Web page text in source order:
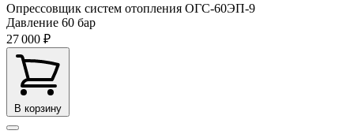
Опрессовщик систем отопления ОГС-60ЭП-9
Давление 60 бар
27 000 ₽
В корзину